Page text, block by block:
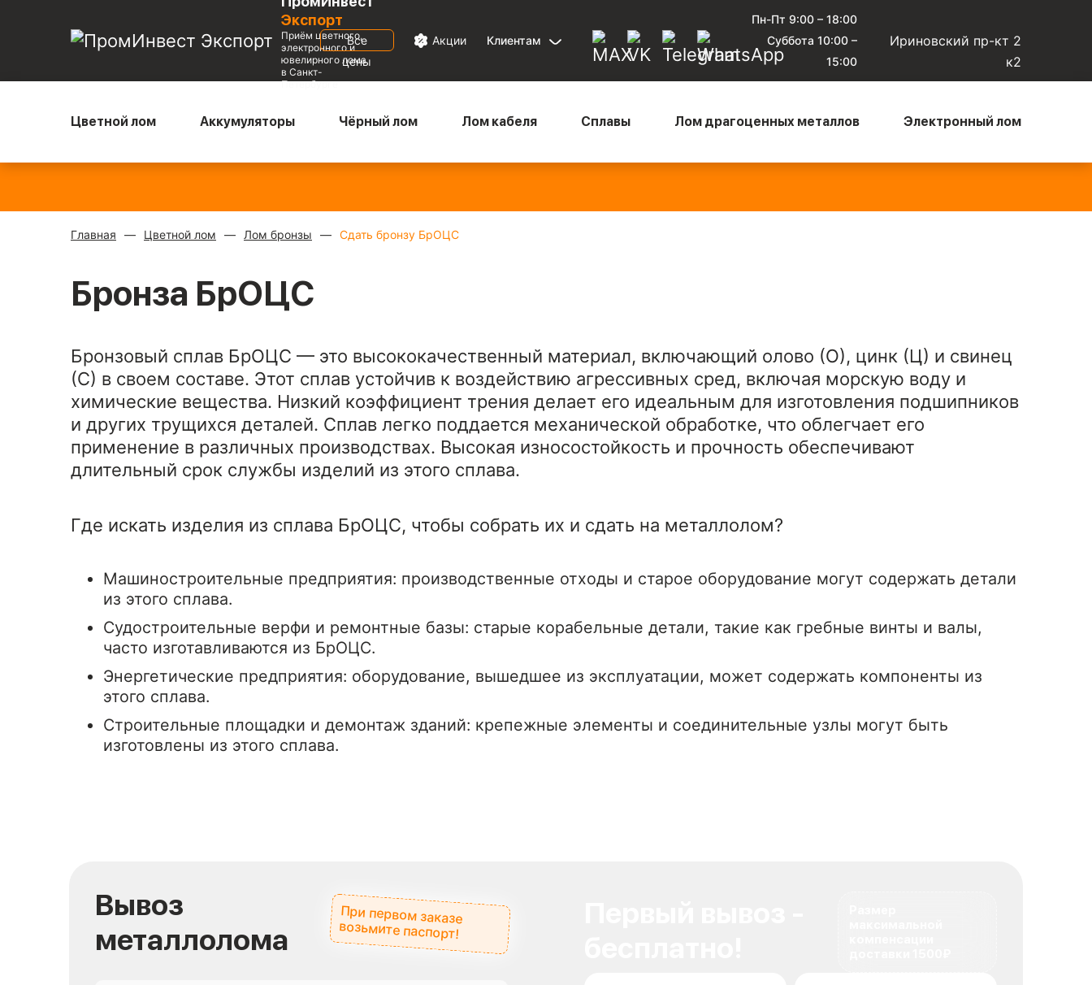
Экспорт
Приём цветного,
электронного и
ювелирного лома
в Санкт-
Петербурге
Все
цены
Акции Клиентам
Пн-Пт 9:00 – 18:00
Суббота 10:00 –
15:00
Ириновский пр-кт 2
к2
Цветной лом Аккумуляторы Чёрный лом Лом кабеля Сплавы Лом драгоценных металлов Электронный лом
Главная Цветной лом Лом бронзы Сдать бронзу БрОЦС
Бронза БрОЦС
Бронзовый сплав БрОЦС — это высококачественный материал, включающий олово (О), цинк (Ц) и свинец
(С) в своем составе. Этот сплав устойчив к воздействию агрессивных сред, включая морскую воду и
химические вещества. Низкий коэффициент трения делает его идеальным для изготовления подшипников
и других трущихся деталей. Сплав легко поддается механической обработке, что облегчает его
применение в различных производствах. Высокая износостойкость и прочность обеспечивают
длительный срок службы изделий из этого сплава.
Где искать изделия из сплава БрОЦС, чтобы собрать их и сдать на металлолом?
Машиностроительные предприятия: производственные отходы и старое оборудование могут содержать детали
из этого сплава.
Судостроительные верфи и ремонтные базы: старые корабельные детали, такие как гребные винты и валы,
часто изготавливаются из БрОЦС.
Энергетические предприятия: оборудование, вышедшее из эксплуатации, может содержать компоненты из
этого сплава.
Строительные площадки и демонтаж зданий: крепежные элементы и соединительные узлы могут быть
изготовлены из этого сплава.
Вывоз
металлолома
При первом заказе
возьмите паспорт!